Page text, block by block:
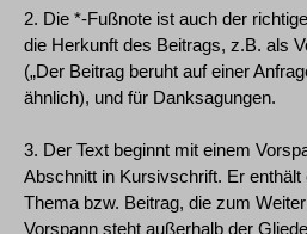
2. Die *-Fußnote ist auch der
die Herkunft des Beitrags, z.B. als
(„Der Beitrag beruht auf einer
ähnlich), und für Danksagungen.
3. Der Text beginnt mit einem
Abschnitt in Kursivschrift. Er
Thema bzw. Beitrag, die zum
Vorspann steht außerhalb der